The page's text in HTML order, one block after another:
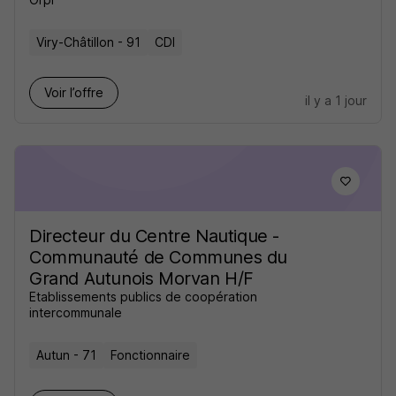
Viry-Châtillon - 91 CDI
Voir l’offre
il y a 1 jour
Directeur du Centre Nautique -
Communauté de Communes du
Grand Autunois Morvan H/F
Etablissements publics de coopération
intercommunale
Autun - 71 Fonctionnaire